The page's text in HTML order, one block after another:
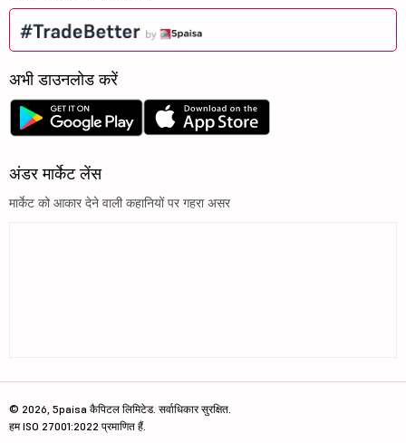
अभी डाउनलोड करें
अंडर मार्केट लेंस
मार्केट को आकार देने वाली कहानियों पर गहरा असर
© 2026, 5paisa कैपिटल लिमिटेड. सर्वाधिकार सुरक्षित.
हम ISO 27001:2022 प्रमाणित हैं.